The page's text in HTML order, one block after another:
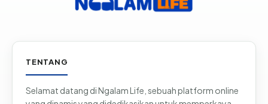
TENTANG
Selamat datang di Ngalam Life, sebuah platform online